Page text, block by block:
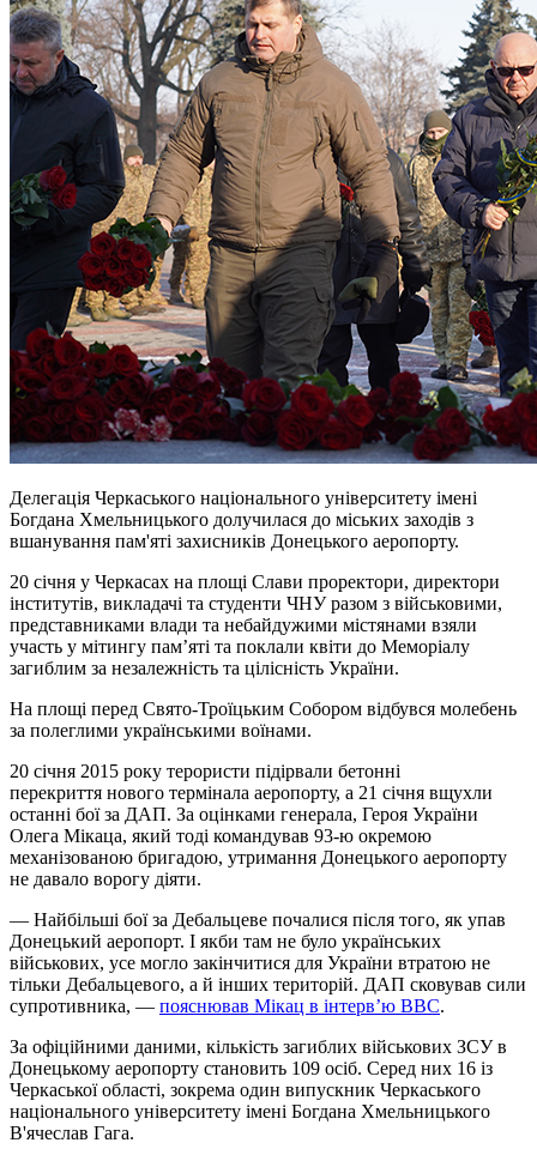
Делегація Черкаського національного університету імені
Богдана Хмельницького долучилася до міських заходів з
вшанування пам'яті захисників Донецького аеропорту.
20 січня у Черкасах на площі Слави проректори, директори
інститутів, викладачі та студенти ЧНУ разом з військовими,
представниками влади та небайдужими містянами взяли
участь у мітингу пам’яті та поклали квіти до Меморіалу
загиблим за незалежність та цілісність України.
На площі перед Свято-Троїцьким Собором відбувся молебень
за полеглими українськими воїнами.
20 січня 2015 року терористи підірвали бетонні
перекриття нового термінала аеропорту, а 21 січня вщухли
останні бої за ДАП. За оцінками генерала, Героя України
Олега Мікаца, який тоді командував 93-ю окремою
механізованою бригадою, утримання Донецького аеропорту
не давало ворогу діяти.
— Найбільші бої за Дебальцеве почалися після того, як упав
Донецький аеропорт. І якби там не було українських
військових, усе могло закінчитися для України втратою не
тільки Дебальцевого, а й інших територій. ДАП сковував сили
супротивника, — пояснював Мікац в інтерв’ю ВВС.
За офіційними даними, кількість загиблих військових ЗСУ в
Донецькому аеропорту становить 109 осіб. Серед них 16 із
Черкаської області, зокрема один випускник Черкаського
національного університету імені Богдана Хмельницького
В'ячеслав Гага.